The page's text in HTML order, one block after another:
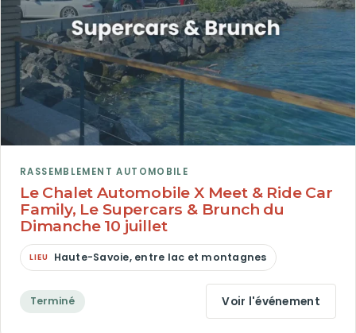
RASSEMBLEMENT AUTOMOBILE
Le Chalet Automobile X Meet & Ride Car
Family, Le Supercars & Brunch du
Dimanche 10 juillet
Haute-Savoie, entre lac et montagnes
Terminé Voir l'événement